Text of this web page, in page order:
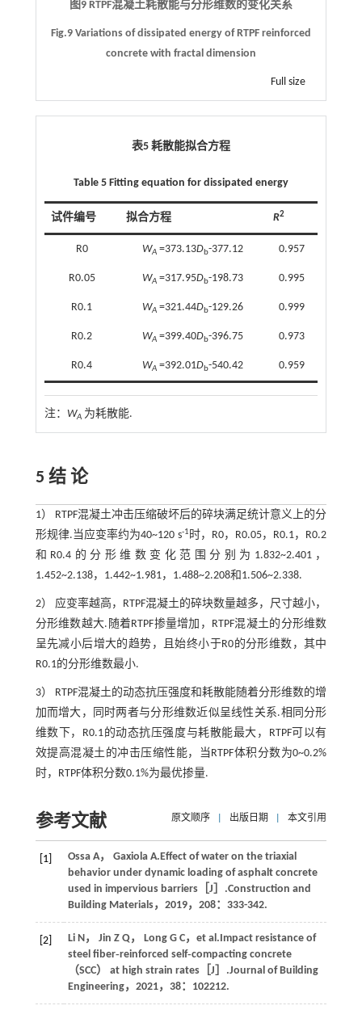
图9 RTPF混凝土耗散能与分形维数的变化关系
Fig.9 Variations of dissipated energy of RTPF reinforced
concrete with fractal dimension
Full size
表5 耗散能拟合方程
Table 5 Fitting equation for dissipated energy
试件编号 拟合方程 R2
R0 WA =373.13Db-377.12 0.957
R0.05 WA =317.95Db-198.73 0.995
R0.1 WA =321.44Db-129.26 0.999
R0.2 WA =399.40Db-396.75 0.973
R0.4 WA =392.01Db-540.42 0.959
注： WA为耗散能.
5 结 论
1） RTPF混凝土冲击压缩破坏后的碎块满足统计意义上的分
形规律.当应变率约为40~120 s-1时，R0，R0.05，R0.1，R0.2
和R0.4的分形维数变化范围分别为1.832~2.401，
1.452~2.138，1.442~1.981，1.488~2.208和1.506~2.338.
2） 应变率越高，RTPF混凝土的碎块数量越多，尺寸越小，
分形维数越大.随着RTPF掺量增加，RTPF混凝土的分形维数
呈先减小后增大的趋势，且始终小于R0的分形维数，其中
R0.1的分形维数最小.
3） RTPF混凝土的动态抗压强度和耗散能随着分形维数的增
加而增大，同时两者与分形维数近似呈线性关系.相同分形
维数下，R0.1的动态抗压强度与耗散能最大，RTPF可以有
效提高混凝土的冲击压缩性能，当RTPF体积分数为0~0.2%
时，RTPF体积分数0.1%为最优掺量.
参考文献 原文顺序 出版日期 本文引用
[1] Ossa A， Gaxiola A.Effect of water on the triaxial
behavior under dynamic loading of asphalt concrete
used in impervious barriers［J］.Construction and
Building Materials， 2019， 208：333-342.
[2] Li N， Jin Z Q， Long G C， et al.Impact resistance of
steel fiber‑reinforced self‑compacting concrete
（SCC） at high strain rates［J］.Journal of Building
Engineering， 2021， 38：102212.